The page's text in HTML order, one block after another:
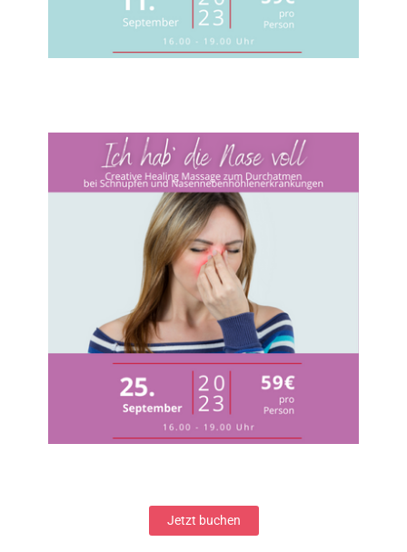
Jetzt buchen